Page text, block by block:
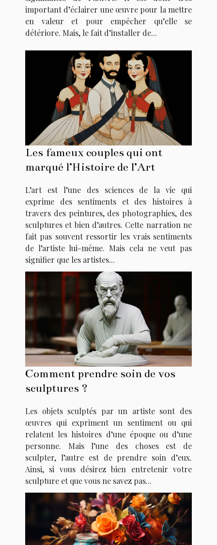
important d’éclairer une œuvre pour la mettre
en valeur et pour empêcher qu’elle se
détériore. Mais, le fait d’installer de...
Les fameux couples qui ont
marqué l’Histoire de l’Art
L’art est l’une des sciences de la vie qui
exprime des sentiments et des histoires à
travers des peintures, des photographies, des
sculptures et bien d’autres. Cette narration ne
fait pas souvent ressortir les vrais sentiments
de l’artiste lui-même. Mais cela ne veut pas
signifier que les artistes...
Comment prendre soin de vos
sculptures ?
Les objets sculptés par un artiste sont des
œuvres qui expriment un sentiment ou qui
relatent les histoires d’une époque ou d’une
personne. Mais l’une des choses est de
sculpter, l’autre est de prendre soin d’eux.
Ainsi, si vous désirez bien entretenir votre
sculpture et que vous ne savez pas...